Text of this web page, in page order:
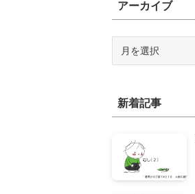
アーカイブ
ブ新着記事